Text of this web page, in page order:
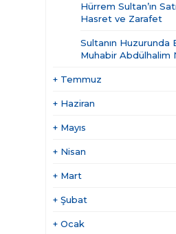
Hürrem Sultan’ın
Hasret ve Zarafet
Sultanın Huzurunda
Muhabir Abdülhalim
+ Temmuz
+ Haziran
+ Mayıs
+ Nisan
+ Mart
+ Şubat
+ Ocak